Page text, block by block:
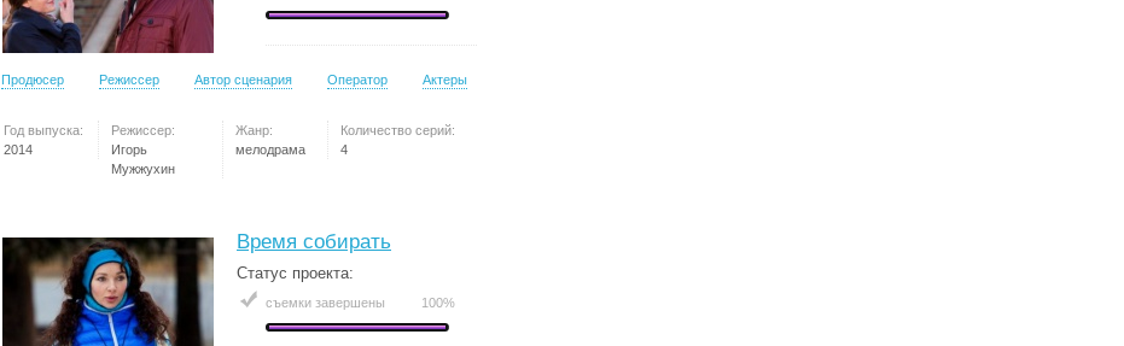
Продюсер Режиссер Автор сценария Оператор Актеры
Год выпуска:
2014
Режиссер:
Игорь
Мужжухин
Жанр:
мелодрама
Количество серий:
4
Время собирать
Статус проекта:
съемки завершены 100%